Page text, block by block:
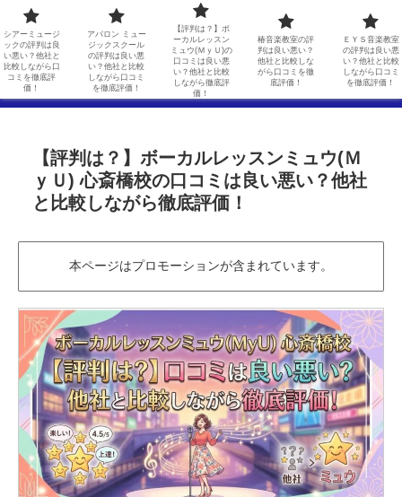
アバロン ミュージックスクールの評判は良い悪い？他社と比較しながら口コミを徹底評価！
【評判は？】ボーカルレッスンミュウ(ＭｙＵ)の口コミは良い悪い？他社と比較しながら徹底評価！ 椿音楽教室の評判は良い悪い？他社と比較しながら口コミを徹底評価！
ＥＹＳ音楽教室の評判は良い悪い？他社と比較しながら口コミを徹底評価！
【評判は？】ボーカルレッスンミュウ(Ｍ
ｙＵ) 心斎橋校の口コミは良い悪い？他社
と比較しながら徹底評価！
本ページはプロモーションが含まれています。
シアーミュージ
ックの評判は良
い悪い？他社と
比較しながら口
コミを徹底評
価！
アバロン ミュー
ジックスクール
の評判は良い悪
い？他社と比較
しながら口コミ
を徹底評価！
【評判は？】ボ
ーカルレッスン
ミュウ(ＭｙＵ)の
口コミは良い悪
い？他社と比較
しながら徹底評
価！
椿音楽教室の評
判は良い悪い？
他社と比較しな
がら口コミを徹
底評価！
ＥＹＳ音楽教室
の評判は良い悪
い？他社と比較
しながら口コミ
を徹底評価！